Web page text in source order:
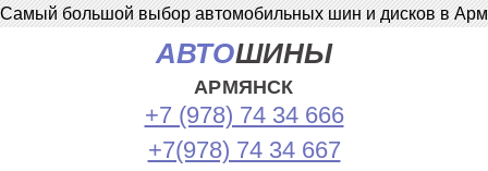
Самый большой выбор автомобильных шин и дисков в
АВТОШИНЫ
АРМЯНСК
+7 (978) 74 34 666
+7(978) 74 34 667